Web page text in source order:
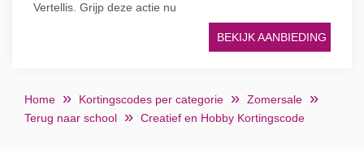
Vertellis. Grijp deze actie nu
BEKIJK AANBIEDING
Home Kortingscodes per categorie
Zomersale
Terug naar school
Creatief en Hobby Kortingscode